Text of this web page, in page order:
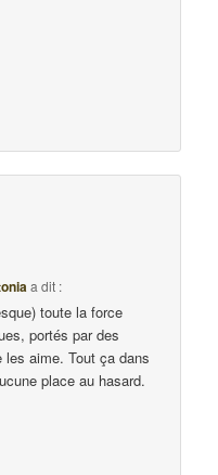
a dit :
toute la force
portés par des
aime. Tout ça dans
place au hasard.